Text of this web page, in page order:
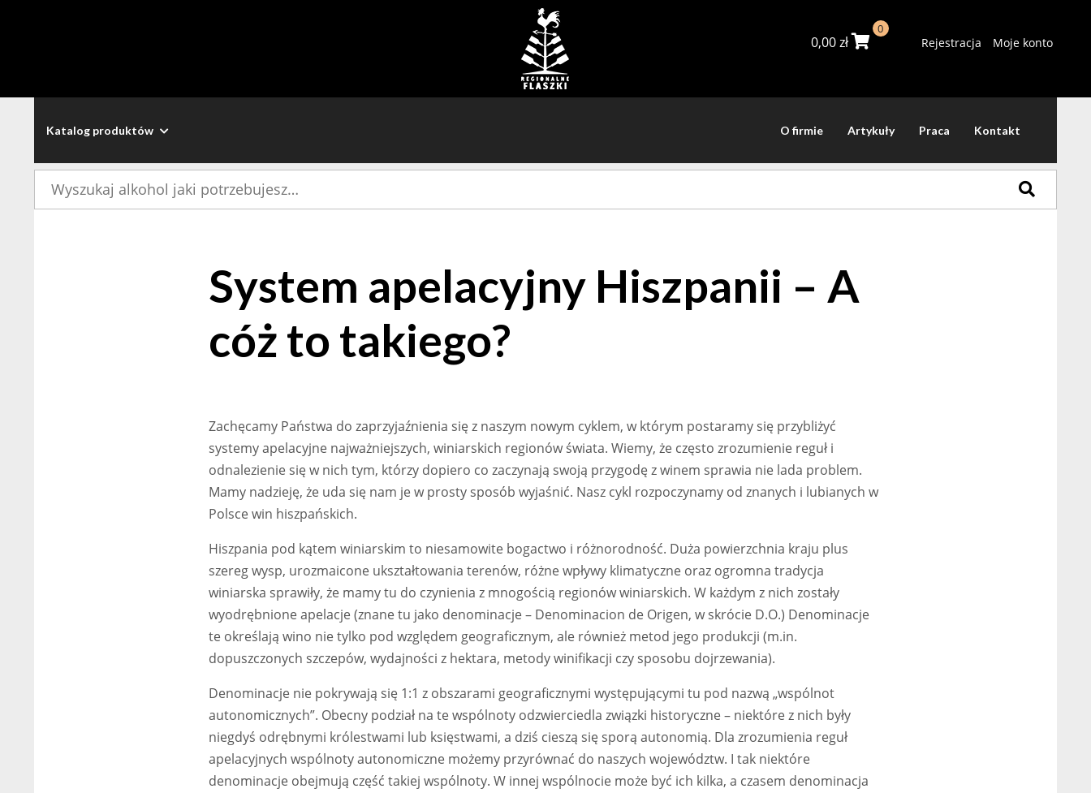
0,00zł
0
Rejestracja Moje konto
Katalog produktów O firmie Artykuły Praca Kontakt
System apelacyjny Hiszpanii – A
cóż to takiego?
Zachęcamy Państwa do zaprzyjaźnienia się z naszym nowym cyklem, w którym postaramy się przybliżyć
systemy apelacyjne najważniejszych, winiarskich regionów świata. Wiemy, że często zrozumienie reguł i
odnalezienie się w nich tym, którzy dopiero co zaczynają swoją przygodę z winem sprawia nie lada problem.
Mamy nadzieję, że uda się nam je w prosty sposób wyjaśnić. Nasz cykl rozpoczynamy od znanych i lubianych w
Polsce win hiszpańskich.
Hiszpania pod kątem winiarskim to niesamowite bogactwo i różnorodność. Duża powierzchnia kraju plus
szereg wysp, urozmaicone ukształtowania terenów, różne wpływy klimatyczne oraz ogromna tradycja
winiarska sprawiły, że mamy tu do czynienia z mnogością regionów winiarskich. W każdym z nich zostały
wyodrębnione apelacje (znane tu jako denominacje – Denominacion de Origen, w skrócie D.O.) Denominacje
te określają wino nie tylko pod względem geograficznym, ale również metod jego produkcji (m.in.
dopuszczonych szczepów, wydajności z hektara, metody winifikacji czy sposobu dojrzewania).
Denominacje nie pokrywają się 1:1 z obszarami geograficznymi występującymi tu pod nazwą „wspólnot
autonomicznych”. Obecny podział na te wspólnoty odzwierciedla związki historyczne – niektóre z nich były
niegdyś odrębnymi królestwami lub księstwami, a dziś cieszą się sporą autonomią. Dla zrozumienia reguł
apelacyjnych wspólnoty autonomiczne możemy przyrównać do naszych województw. I tak niektóre
denominacje obejmują część takiej wspólnoty. W innej wspólnocie może być ich kilka, a czasem denominacja